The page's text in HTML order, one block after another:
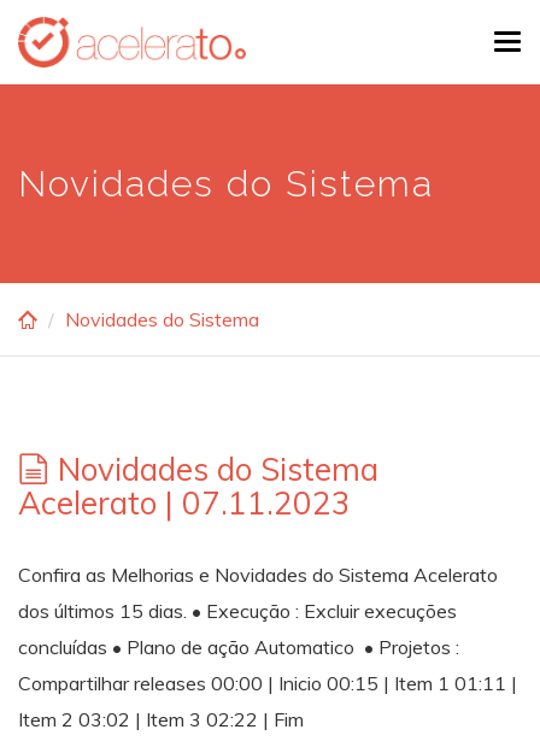
Skip
main
Novidades do Sistema
Novidades do Sistema
Novidades do Sistema
Acelerato | 07.11.2023
Confira as Melhorias e Novidades do Sistema Acelerato
dos últimos 15 dias. • Execução : Excluir execuções
concluídas • Plano de ação Automatico • Projetos :
Compartilhar releases 00:00 | Inicio 00:15 | Item 1 01:11 |
Item 2 03:02 | Item 3 02:22 | Fim